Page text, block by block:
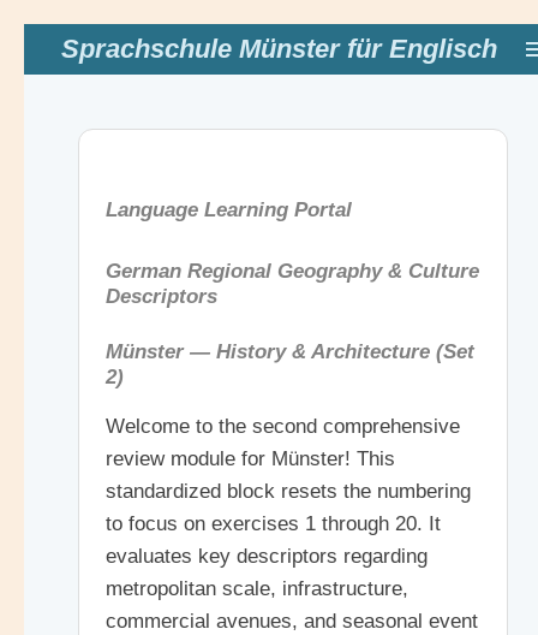
Zum
Hauptinhalt
Sprachschule Münster für Englisch
Language Learning Portal
German Regional Geography & Culture
Descriptors
Münster — History & Architecture (Set
2)
Welcome to the second comprehensive
review module for Münster! This
standardized block resets the numbering
to focus on exercises 1 through 20. It
evaluates key descriptors regarding
metropolitan scale, infrastructure,
commercial avenues, and seasonal event